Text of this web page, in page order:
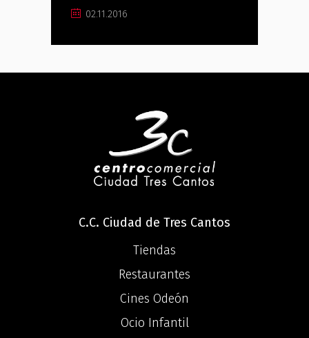
02.11.2016
C.C. Ciudad de Tres Cantos
Tiendas
Restaurantes
Cines Odeón
Ocio Infantil